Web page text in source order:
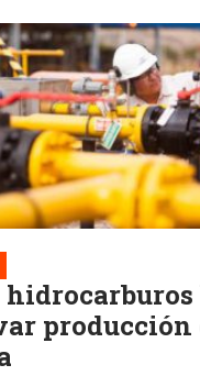
hidrocarburos
producción